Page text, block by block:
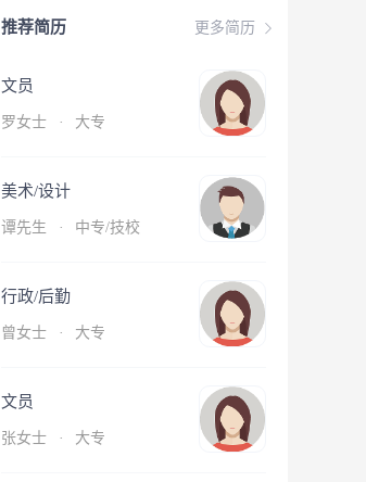
更多简历
推荐简历
文员
罗女士 · 大专
美术/设计
谭先生 · 中专/技校
行政/后勤
曾女士 · 大专
文员
张女士 · 大专